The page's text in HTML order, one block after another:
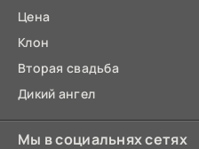
Цена
Клон
Вторая свадьба
Дикий ангел
Мы в социальнях сетях